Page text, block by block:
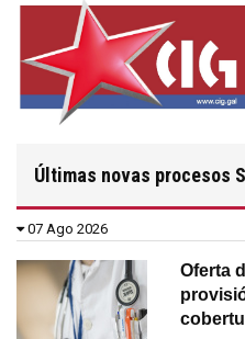
Últimas novas procesos
07 Ago 2026
Oferta